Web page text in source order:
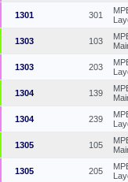
1301 301
1303 103
1303 203
1304 139
1304 239
1305 105
1305 205